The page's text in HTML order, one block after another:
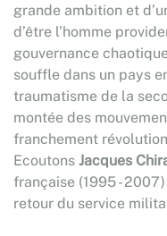
grande ambition et
d’être l’homme
gouvernance
souffle dans un pays
traumatisme de la
montée des
franchement
Ecoutons Jacques
française (1995 -
retour du service